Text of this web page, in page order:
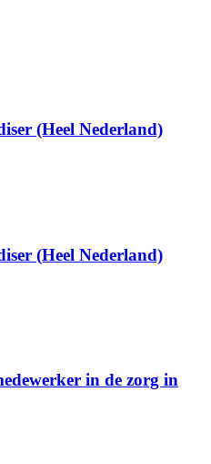
(Heel Nederland)
(Heel Nederland)
in de zorg in